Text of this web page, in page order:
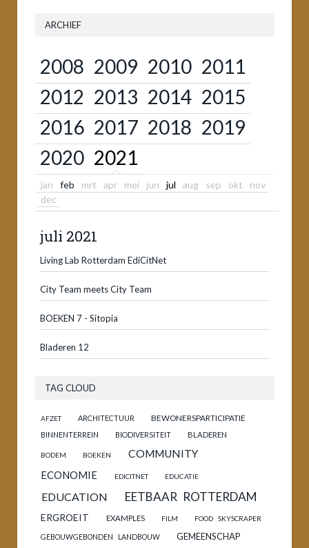
ARCHIEF
2008 2009 2010 2011
2012 2013 2014 2015
2016 2017 2018 2019
2020 2021
jan feb mrt apr mei jun jul aug sep okt
nov
dec
juli 2021
Living Lab Rotterdam EdiCitNet
City Team meets City Team
BOEKEN 7 - Sitopia
Bladeren 12
TAG CLOUD
AFZET ARCHITECTUUR BEWONERSPARTICIPATIE
BINNENTERREIN BIODIVERSITEIT BLADEREN
BODEM BOEKEN
COMMUNITY
ECONOMIE
EDICITNET EDUCATIE
EDUCATION EETBAAR ROTTERDAM
ERGROEIT EXAMPLES FILM FOOD SKYSCRAPER
GEBOUWGEBONDEN LANDBOUW GEMEENSCHAP